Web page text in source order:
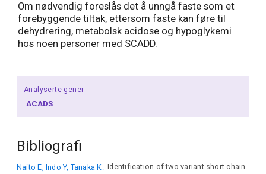
Om nødvendig foreslås det å unngå faste som et
forebyggende tiltak, ettersom faste kan føre til
dehydrering, metabolsk acidose og hypoglykemi
hos noen personer med SCADD.
Analyserte gener
ACADS
Bibliografi
Naito E, Indo Y, Tanaka K.
Identification of two variant short chain